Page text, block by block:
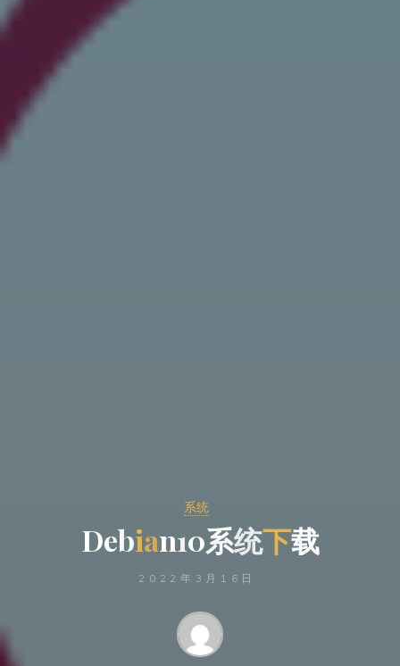
系统
Debian10系统下载
2022年3月16日